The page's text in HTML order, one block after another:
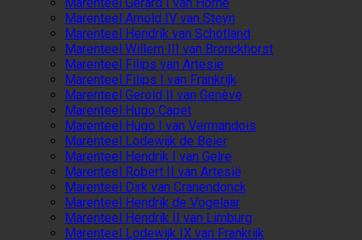
Marenteel Arnold IV van Steyn
Marenteel Hendrik van Schotland
Marenteel Willem III van Bronckhorst
Marenteel Filips van Artesië
Marenteel Filips I van Frankrijk
Marenteel Gerold II van Genève
Marenteel Hugo Capet
Marenteel Hugo I van Vermandois
Marenteel Lodewijk de Beier
Marenteel Hendrik I van Gelre
Marenteel Robert II van Artesië
Marenteel Dirk van Cranendonck
Marenteel Hendrik de Vogelaar
Marenteel Hendrik II van Limburg
Marenteel Lodewijk IX van Frankrijk